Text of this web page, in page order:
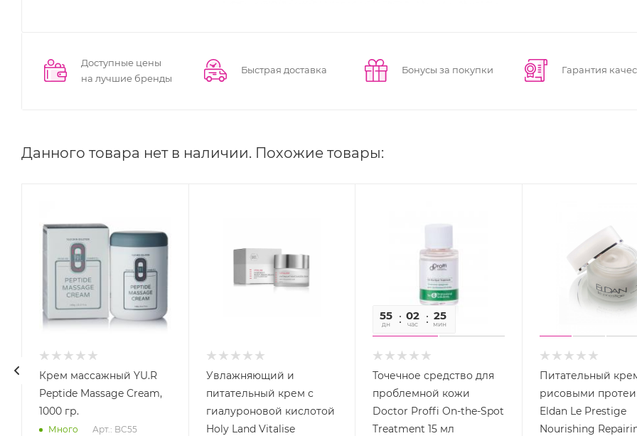
Доступные цены
на лучшие бренды
Быстрая доставка Бонусы за покупки Гарантия
Данного товара нет в наличии. Похожие товары:
Крем массажный YU.R
Peptide Massage Cream,
1000 гр.
Много Арт.: BC55
Увлажняющий и
питательный крем с
гиалуроновой кислотой
Holy Land Vitalise
55
дн
02
час
25
мин
Точечное средство для
проблемной кожи
Doctor Proffi On-the-Spot
Treatment 15 мл
Питательный
рисовыми
Eldan Le Prestige
Nourishing